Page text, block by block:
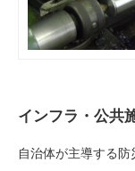
インフラ・公共
自治体が主導する防